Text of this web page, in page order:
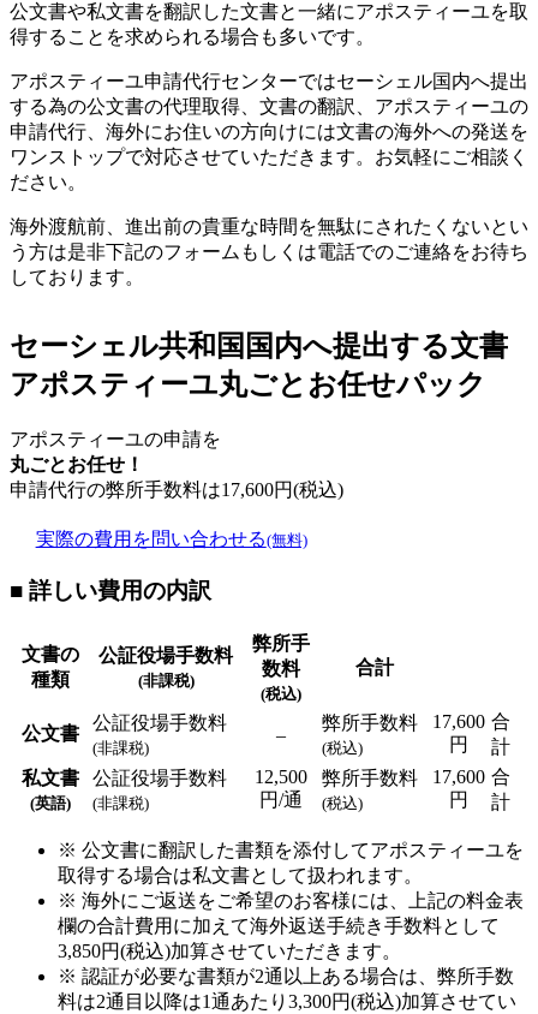
公文書や私文書を翻訳した文書と一緒にアポスティーユを取
得することを求められる場合も多いです。
アポスティーユ申請代行センターではセーシェル国内へ提出
する為の公文書の代理取得、文書の翻訳、アポスティーユの
申請代行、海外にお住いの方向けには文書の海外への発送を
ワンストップで対応させていただきます。お気軽にご相談く
ださい。
海外渡航前、進出前の貴重な時間を無駄にされたくないとい
う方は是非下記のフォームもしくは電話でのご連絡をお待ち
しております。
セーシェル共和国国内へ提出する文書
アポスティーユ丸ごとお任せパック
アポスティーユの申請を
丸ごとお任せ！
申請代行の弊所手数料は17,600円(税込)
実際の費用を問い合わせる(無料)
■ 詳しい費用の内訳
文書の
種類
公証役場手数料
(非課税)
弊所手
数料
(税込)
合計
公文書
公証役場手数料
(非課税)
–
弊所手数料
(税込)
17,600
円
合
計
私文書
(英語)
公証役場手数料
(非課税)
12,500
円/通
弊所手数料
(税込)
17,600
円
合
計
※ 公文書に翻訳した書類を添付してアポスティーユを
取得する場合は私文書として扱われます。
※ 海外にご返送をご希望のお客様には、上記の料金表
欄の合計費用に加えて海外返送手続き手数料として
3,850円(税込)加算させていただきます。
※ 認証が必要な書類が2通以上ある場合は、弊所手数
料は2通目以降は1通あたり3,300円(税込)加算させてい